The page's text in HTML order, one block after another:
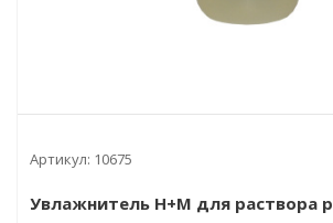
Артикул: 10675
Увлажнитель H+M для раствора